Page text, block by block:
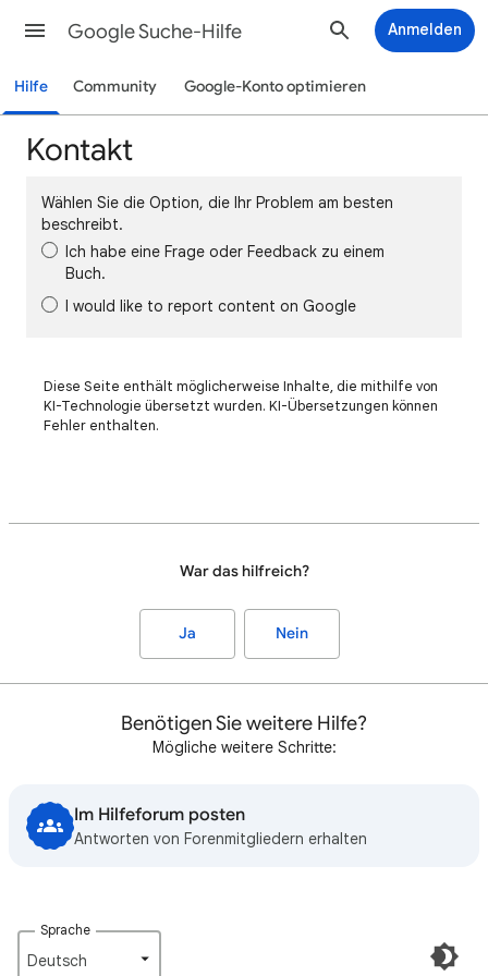
Google Suche-Hilfe Anmelden
Hilfe Community Google-Konto optimieren
Kontakt
Wählen Sie die Option, die Ihr Problem am besten
beschreibt.
Ich habe eine Frage oder Feedback zu einem
Buch.
I would like to report content on Google
Diese Seite enthält möglicherweise Inhalte, die mithilfe von
KI-Technologie übersetzt wurden. KI-Übersetzungen können
Fehler enthalten.
War das hilfreich?
Ja Nein
Benötigen Sie weitere Hilfe?
Mögliche weitere Schritte:
Im Hilfeforum posten
Antworten von Forenmitgliedern erhalten
Sprache
Deutsch‎